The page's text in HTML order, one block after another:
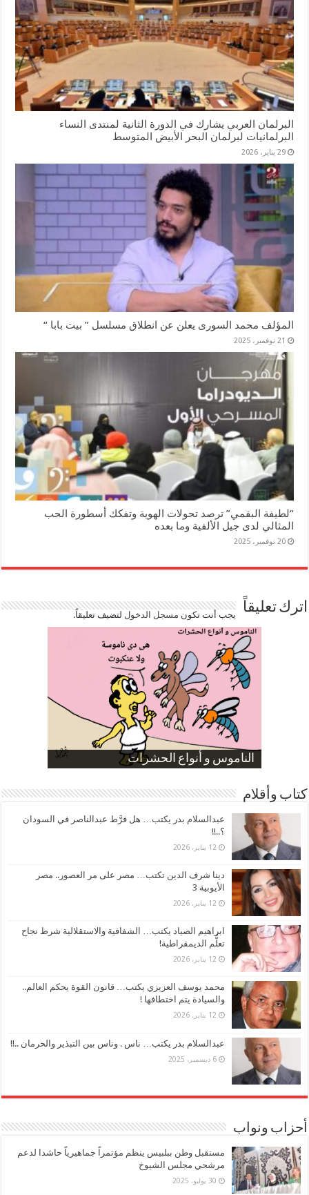
البرلمان العربي يشارك في الدورة الثانية لمنتدى النساء
البرلمانيات لبرلمان البحر الأبيض المتوسط
29 يناير، 2026
المؤلف محمد السورى يعلن عن انطلاق مسلسل ” بيت بابا “
21 نوفمبر، 2025
“لطيفة البقمي” ترصد تحولات الهوية وتفكك أسطورة الحب
المثالي لدى جيل الألفية وما بعده
20 نوفمبر، 2025
اترك تعليقاً يجب أنت تكون مسجل الدخوللتضيف تعليقاً.
الناموس و أنواع الحشرات
الموظفين بعد ارتفاع الأسعار
ارتفاع نسبة الطلاق في مصر
صورة كاركاتيرية
صورة كاركاتيرية
كتاب وأقلام
عبدالسلام بدر يكتب… هل فرَّط عبدالناصر في السودان
؟..!!
12 يناير، 2026
دينا شرف الدين تكتب… مصر على مر العصور.. مصر
الأيوبية 3
12 يناير، 2026
ابراهيم الصياد يكتب… الشفافية والاستقلالية شرط نجاح
تعلُّم الديمقراطية!
12 يناير، 2026
محمد يوسف العزيزي يكتب… قانون القوة يحكم العالم..
والسيادة يتم اختطافها !
12 يناير، 2026
عبدالسلام بدر يكتب… ناس . وناس بين التبذير والحرمان ..!!
6 ديسمبر، 2025
أحزاب ونواب
مستقبل وطن ببلبيس ينظم مؤتمراً جماهيرياً حاشدا لدعم
مرشحي مجلس الشيوخ
30 يوليو، 2025